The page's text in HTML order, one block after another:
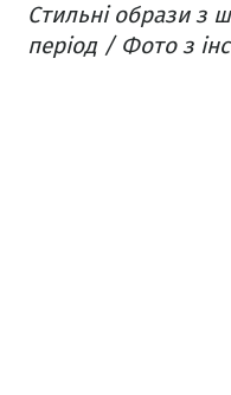
Стильні образи з
період / Фото з